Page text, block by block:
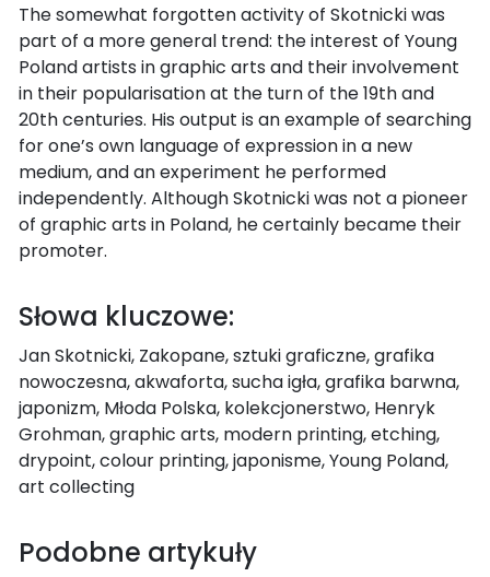
The somewhat forgotten activity of Skotnicki was
part of a more general trend: the interest of Young
Poland artists in graphic arts and their involvement
in their popularisation at the turn of the 19th and
20th centuries. His output is an example of searching
for one’s own language of expression in a new
medium, and an experiment he performed
independently. Although Skotnicki was not a pioneer
of graphic arts in Poland, he certainly became their
promoter.
Słowa kluczowe:
Jan Skotnicki, Zakopane, sztuki graficzne, grafika
nowoczesna, akwaforta, sucha igła, grafika barwna,
japonizm, Młoda Polska, kolekcjonerstwo, Henryk
Grohman, graphic arts, modern printing, etching,
drypoint, colour printing, japonisme, Young Poland,
art collecting
Podobne artykuły